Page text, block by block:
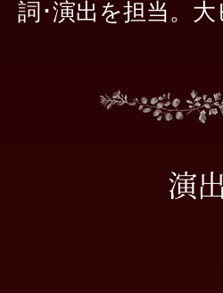
詞･演出を担当。
演